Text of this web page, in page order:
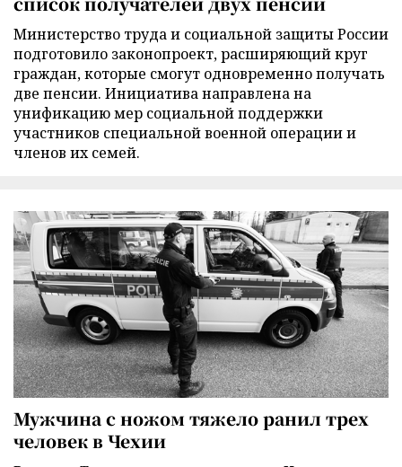
Министерство труда и социальной защиты России
подготовило законопроект, расширяющий круг
граждан, которые смогут одновременно получать
две пенсии. Инициатива направлена на
унификацию мер социальной поддержки
участников специальной военной операции и
членов их семей.
Мужчина с ножом тяжело ранил трех
человек в Чехии